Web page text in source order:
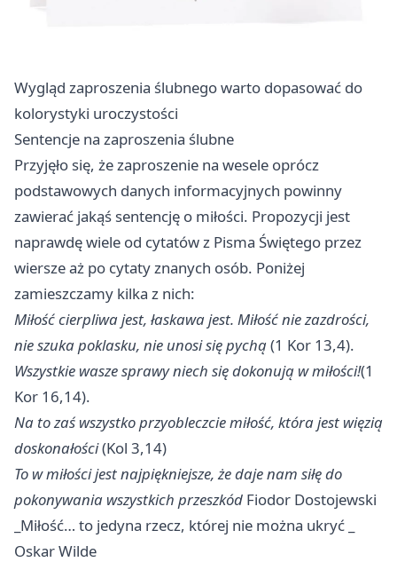
Wygląd zaproszenia ślubnego warto dopasować do
kolorystyki uroczystości
Sentencje na zaproszenia ślubne
Przyjęło się, że zaproszenie na wesele oprócz
podstawowych danych informacyjnych powinny
zawierać jakąś sentencję o miłości. Propozycji jest
naprawdę wiele od cytatów z Pisma Świętego przez
wiersze aż po cytaty znanych osób. Poniżej
zamieszczamy kilka z nich:
Miłość cierpliwa jest, łaskawa jest. Miłość nie zazdrości,
nie szuka poklasku, nie unosi się pychą(1 Kor 13,4).
Wszystkie wasze sprawy niech się dokonują w miłości!(1
Kor 16,14).
Na to zaś wszystko przyobleczcie miłość, która jest więzią
doskonałości(Kol 3,14)
To w miłości jest najpiękniejsze, że daje nam siłę do
pokonywania wszystkich przeszkód Fiodor Dostojewski
_Miłość… to jedyna rzecz, której nie można ukryć _
Oskar Wilde